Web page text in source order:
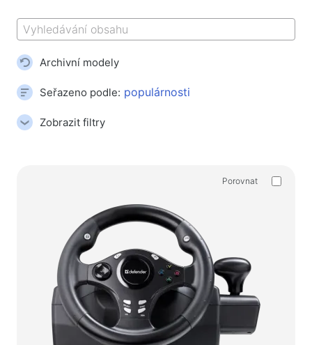
Herní klávesnice
Herní soustavy
Gamepady
Herní myše
Herní stoly
Herní nábytek a doplňky
Příslušenství a náhradní díly k židlím
Podlahové hrací koberce
Herní stoly
Herní židle
Seřazeno podle:
Archivní modely
Zobrazit filtry
Porovnat